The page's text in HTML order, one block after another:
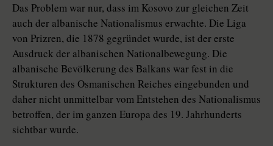
Das Problem war nur, dass im Kosovo zur gleichen Zeit
auch der albanische Nationalismus erwachte. Die Liga
von Prizren, die 1878 gegründet wurde, ist der erste
Ausdruck der albanischen Nationalbewegung. Die
albanische Bevölkerung des Balkans war fest in die
Strukturen des Osmanischen Reiches eingebunden und
daher nicht unmittelbar vom Entstehen des Nationalismus
betroffen, der im ganzen Europa des 19. Jahrhunderts
sichtbar wurde.